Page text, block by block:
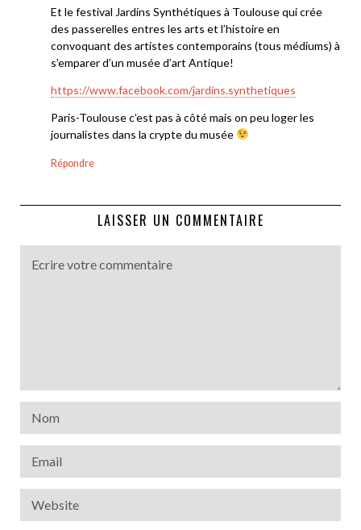
Et le festival Jardins Synthétiques à Toulouse qui crée
des passerelles entres les arts et l’histoire en
convoquant des artistes contemporains (tous médiums) à
s’emparer d’un musée d’art Antique!
https://www.facebook.com/jardins.synthetiques
Paris-Toulouse c’est pas à côté mais on peu loger les
journalistes dans la crypte du musée
Répondre
LAISSER UN COMMENTAIRE